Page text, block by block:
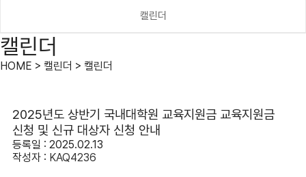
캘린더
캘린더
HOME > 캘린더 > 캘린더
2025년도 상반기 국내대학원 교육지원금 교육지원금
신청 및 신규 대상자 신청 안내
등록일 : 2025.02.13
작성자 : KAQ4236